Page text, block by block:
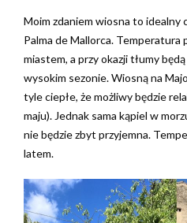
Moim zdaniem wiosna to idealny
Palma de Mallorca. Temperatura
miastem, a przy okazji tłumy
wysokim sezonie.Wiosną na
tyle ciepłe, że możliwy będzie
maju). Jednak sama kąpiel w
nie będzie zbyt przyjemna.
latem.